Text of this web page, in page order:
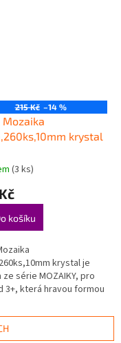
215 Kč –14 %
Mozaika
krystal
(3 ks)
košíku
krystal je
ze série MOZAIKY, pro
3+, která hravou formou
rozvoji důležitých